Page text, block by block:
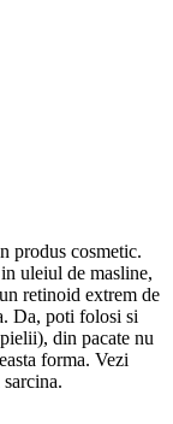
produs cosmetic.
uleiul de masline,
retinoid extrem de
Da, poti folosi si
din pacate nu
forma. Vezi